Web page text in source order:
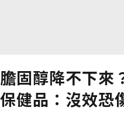
膽固醇降不下來
保健品：沒效恐